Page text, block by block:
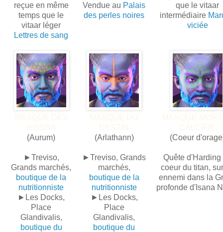
reçue en même
temps que le
vitaar léger
Lettres de sang
Vendue au Palais
des perles noires
que le vitaar
intermédiaire
viciée
MASQUE DES
HISSBA
(Aurum)
►Treviso,
Grands marchés,
boutique de la
nutritionniste
►Les Docks,
Place
Glandivalis,
boutique du
MASQUE DU
DESTIN
(Arlathann)
►Treviso, Grands
marchés,
boutique de la
nutritionniste
►Les Docks,
Place
Glandivalis,
boutique du
MASQUE
CALCIFIÉ
(Coeur
Quête d'Harding
coeur du titan,
ennemi dans la
profonde d'Isana